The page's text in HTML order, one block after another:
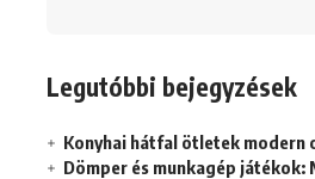
Legutóbbi bejegyzések
Konyhai hátfal ötletek modern
Dömper és munkagép